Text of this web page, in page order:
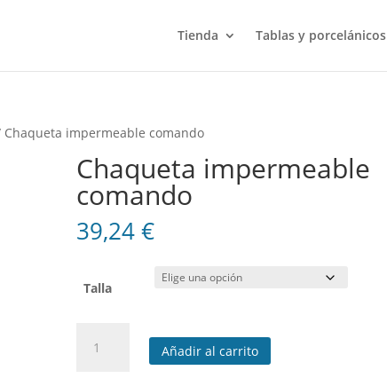
Tienda Tablas y porcelánicos
Chaqueta impermeable comando
Chaqueta impermeable
comando
39,24€
Talla
impermeable
Añadir al carrito